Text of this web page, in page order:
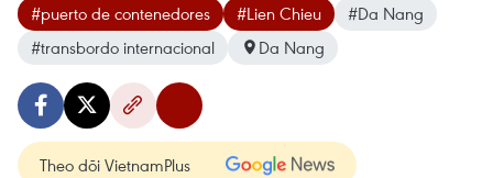
#puerto de contenedores #Lien Chieu
#Da Nang
#transbordo internacional
Da Nang
Theo dõi VietnamPlus